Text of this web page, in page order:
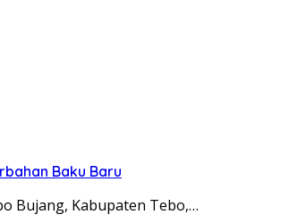
Baku Baru
Bujang, Kabupaten Tebo,…